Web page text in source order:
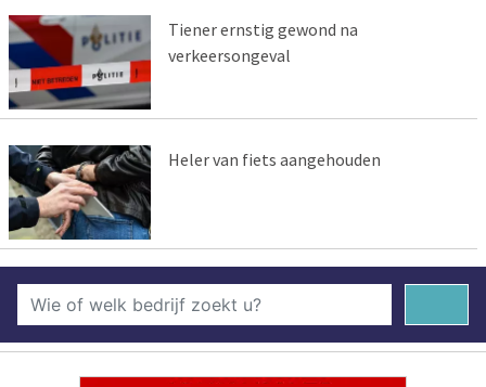
Tiener ernstig gewond na
verkeersongeval
Heler van fiets aangehouden